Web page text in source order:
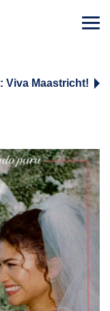
Viva Maastricht!